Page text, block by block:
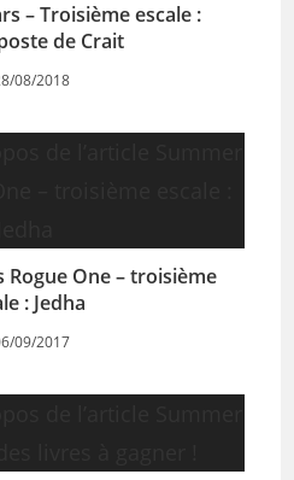
– Troisième escale :
de Crait
08/2018
Rogue One – troisième
: Jedha
09/2017